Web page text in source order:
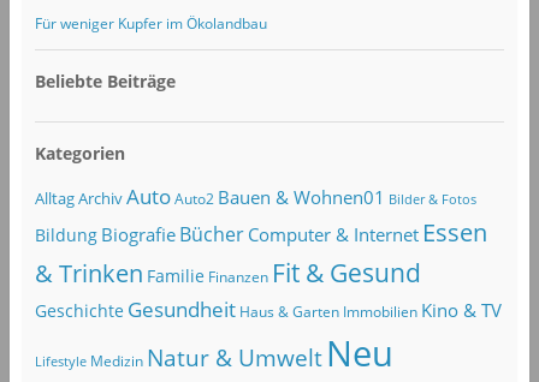
Für weniger Kupfer im Ökolandbau
Beliebte Beiträge
Kategorien
AlltagArchivAuto Auto2 Bauen & Wohnen01 Bilder & Fotos
Bildung Biografie Bücher Computer & Internet Essen
& Trinken Familie Finanzen Fit & Gesund
Geschichte Gesundheit Haus & Garten Immobilien Kino & TV
Lifestyle Medizin Natur & Umwelt Neu